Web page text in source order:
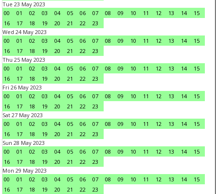
Tue 23 May 2023
00
01 02 03 04 05 06 07 08 09 10 11 12 13 14
15
16
17 18 19 20 21 22
23
Wed 24 May 2023
00
01 02 03 04 05 06 07 08 09 10 11 12 13 14
15
16
17 18 19 20 21 22
23
Thu 25 May 2023
00
01 02 03 04 05 06 07 08 09 10 11 12 13 14
15
16
17 18 19 20 21 22
23
Fri 26 May 2023
00
01 02 03 04 05 06 07 08 09 10 11 12 13 14
15
16
17 18 19 20 21 22
23
Sat 27 May 2023
00
01 02 03 04 05 06 07 08 09 10 11 12 13 14
15
16
17 18 19 20 21 22
23
Sun 28 May 2023
00
01 02 03 04 05 06 07 08 09 10 11 12 13 14
15
16
17 18 19 20 21 22
23
Mon 29 May 2023
00
01 02 03 04 05 06 07 08 09 10 11 12 13 14
15
16
17 18 19 20 21 22
23